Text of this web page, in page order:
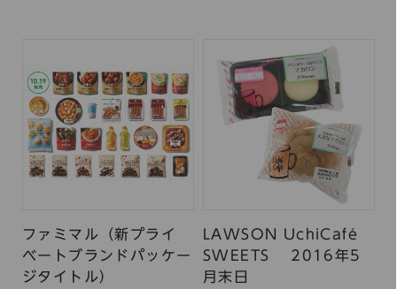
ファミマル（新プライ
ベートブランドパッケー
ジタイトル）
LAWSON UchiCafé
SWEETS 2016年5
月末日